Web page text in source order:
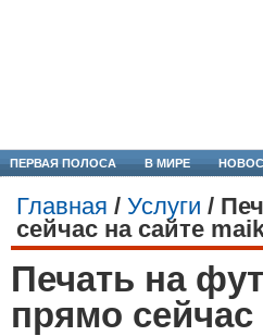
ПЕРВАЯ ПОЛОСА В МИРЕ
Главная / Услуги /
сейчас на сайте
Печать на
прямо